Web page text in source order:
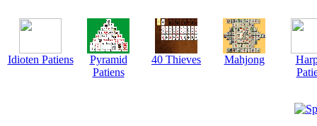
Idioten Patiens
Pyramid
Patiens
40 Thieves Mahjong